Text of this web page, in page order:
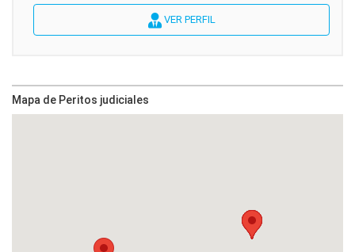
VER PERFIL
Mapa de Peritos judiciales